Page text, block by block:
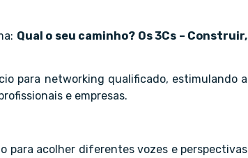
Qual o seu caminho? Os 3Cs – Construir,
para networking qualificado, estimulando a
e empresas.
para acolher diferentes vozes e perspectivas